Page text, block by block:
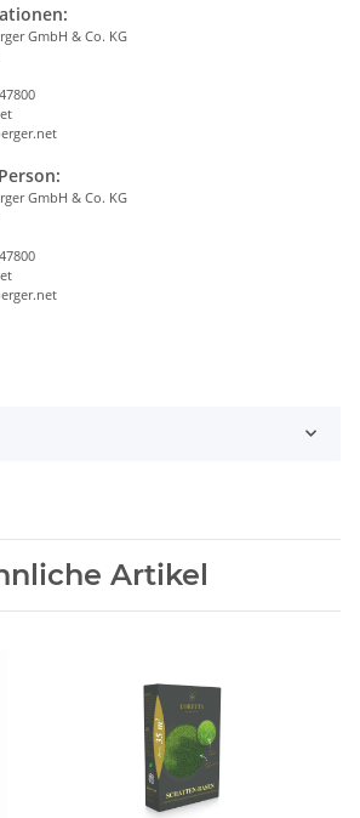
GmbH & Co. KG
GmbH & Co. KG
Artikel